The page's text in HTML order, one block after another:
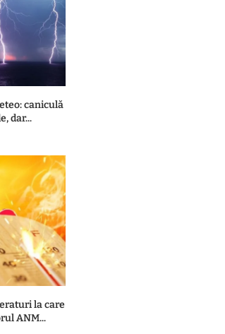
caniculă
dar...
la care
ANM...